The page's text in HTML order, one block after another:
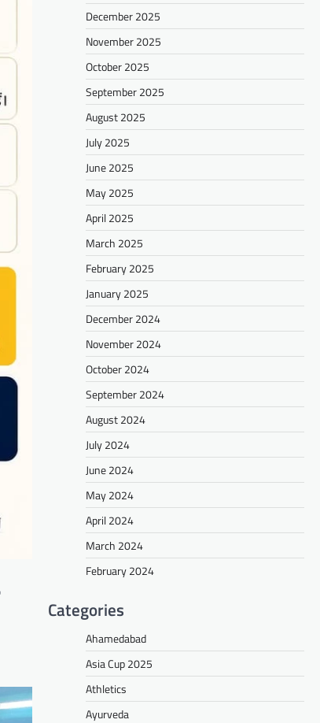
December 2025
November 2025
October 2025
September 2025
August 2025
July 2025
June 2025
May 2025
April 2025
March 2025
February 2025
January 2025
December 2024
November 2024
October 2024
September 2024
August 2024
July 2024
June 2024
May 2024
April 2024
March 2024
February 2024
Categories
Ahamedabad
Asia Cup 2025
Athletics
Ayurveda